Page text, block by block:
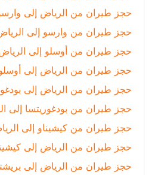
حجز طيران من الرياض إلى وارسو
|
حجز طيران من وارسو إلى الرياض
|
حجز طيران من أوسلو إلى الرياض
|
حجز طيران من الرياض إلى أوسلو
|
حجز طيران من الرياض إلى بودغوريتسا
حجز طيران من بودغوريتسا إلى الرياض
حجز طيران من كيشيناو إلى الرياض
|
حجز طيران من الرياض إلى كيشيناو |
حجز طيران من الرياض إلى بريشتينا |